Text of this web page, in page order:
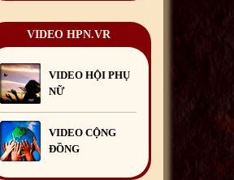
Mừng Xuân Bính Ngọ
2026 15/02/2026
Chúc mừng Giáng sinh và
Năm mới 2026
Chúc mừng Giáng sinh và
Năm mới 2025
/12
Mừng Xuân Giáp Thìn
VIDEO HPN.VR
VIDEO HỘI PHỤ
NỮ
VIDEO CỘNG
ĐỒNG